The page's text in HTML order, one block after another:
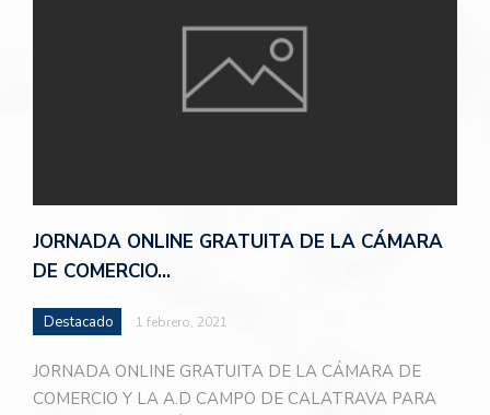
JORNADA ONLINE GRATUITA DE LA CÁMARA
DE COMERCIO…
Destacado 1 febrero, 2021
JORNADA ONLINE GRATUITA DE LA CÁMARA DE
COMERCIO Y LA A.D CAMPO DE CALATRAVA PARA